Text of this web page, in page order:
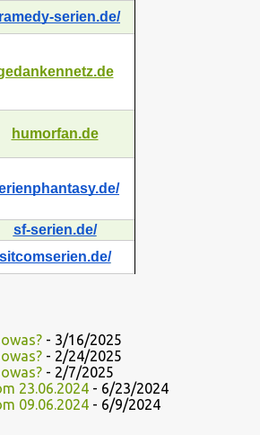
serien.de/
humorfan.de
sf-serien.de/
sitcomserien.de/
- 3/16/2025
- 2/24/2025
- 2/7/2025
23.06.2024 - 6/23/2024
09.06.2024 - 6/9/2024